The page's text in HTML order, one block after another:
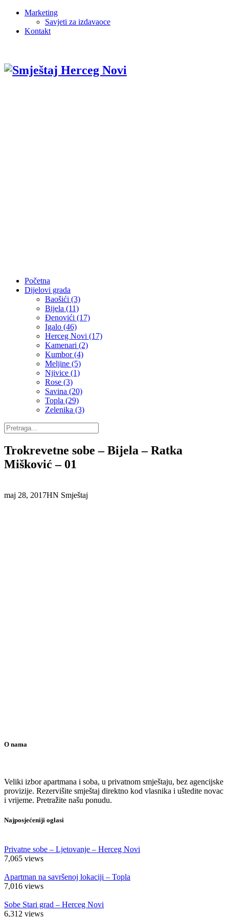
Marketing
Savjeti za izdavaoce
Kontakt
Početna
Dijelovi grada
Baošići (3)
Bijela (11)
Đenovići (17)
Igalo (46)
Herceg Novi (17)
Kamenari (2)
Kumbor (4)
Meljine (5)
Njivice (1)
Rose (3)
Savina (20)
Topla (29)
Zelenika (3)
Trokrevetne sobe – Bijela – Ratka
Mišković – 01
maj 28, 2017HN Smještaj
O nama
Veliki izbor apartmana i soba, u privatnom smještaju, bez agencijske
provizije. Rezervišite smještaj direktno kod vlasnika i uštedite novac
i vrijeme. Pretražite našu ponudu.
Najposjećeniji oglasi
Privatne sobe – Ljetovanje – Herceg Novi
7,065 views
Apartman na savršenoj lokaciji – Topla
7,016 views
Sobe Stari grad – Herceg Novi
6,312 views